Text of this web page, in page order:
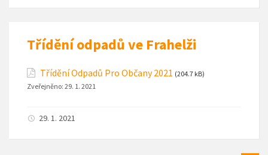
Třídění odpadů ve Frahelži
Třídění Odpadů Pro Občany 2021 (204.7 kB)
Zveřejněno: 29. 1. 2021
29. 1. 2021